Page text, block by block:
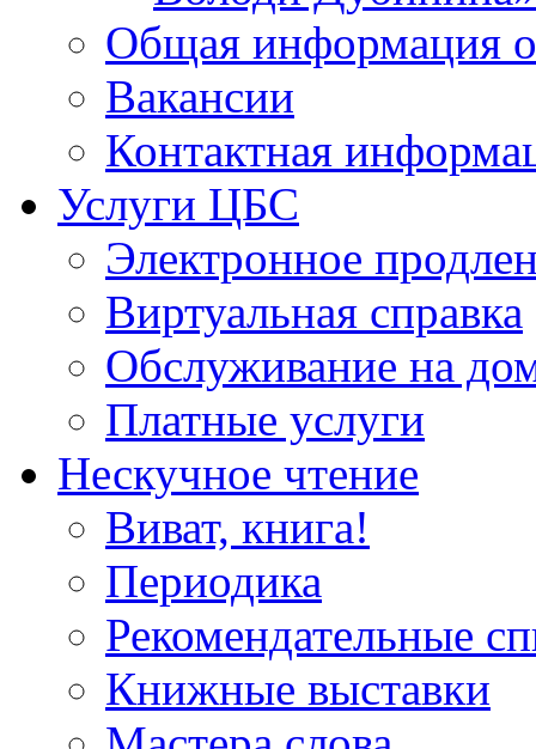
Общая информация
Вакансии
Контактная
Услуги ЦБС
Электронное
Виртуальная справка
Обслуживание на
Платные услуги
Нескучное чтение
Виват, книга!
Периодика
Рекомендательные
Книжные выставки